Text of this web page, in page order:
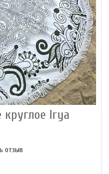
круглое Irya
отзыв